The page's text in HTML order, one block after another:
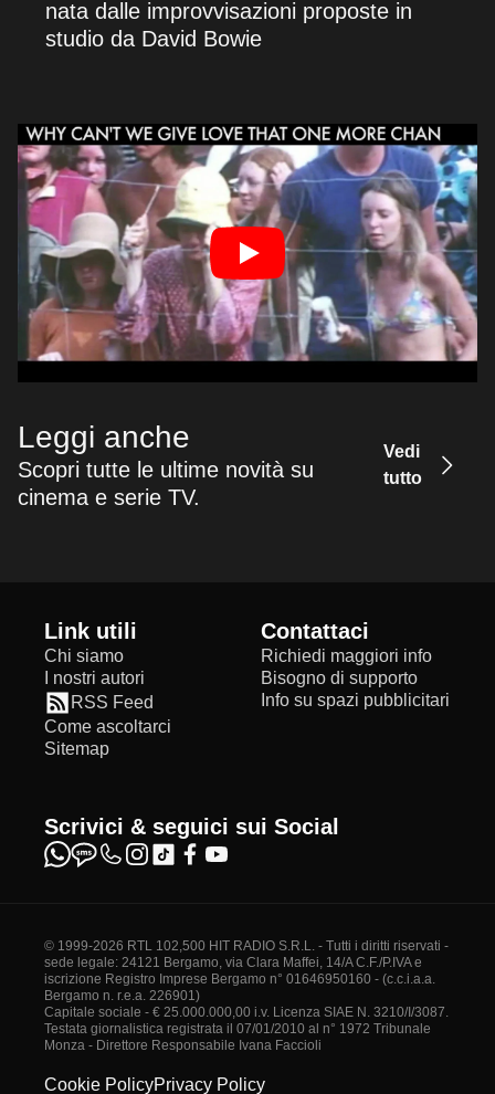
nata dalle improvvisazioni proposte in
studio da David Bowie
Leggi anche
Scopri tutte le ultime novità su
cinema e serie TV.
Vedi
tutto
Link utili
Chi siamo
I nostri autori
RSS Feed
Come ascoltarci
Sitemap
Contattaci
Richiedi maggiori info
Bisogno di supporto
Info su spazi pubblicitari
Scrivici & seguici sui Social
© 1999-2026 RTL 102,500 HIT RADIO S.R.L. - Tutti i diritti riservati -
sede legale: 24121 Bergamo, via Clara Maffei, 14/A C.F./P.IVA e
iscrizione Registro Imprese Bergamo n° 01646950160 - (c.c.i.a.a.
Bergamo n. r.e.a. 226901)
Capitale sociale - € 25.000.000,00 i.v. Licenza SIAE N. 3210/I/3087.
Testata giornalistica registrata il 07/01/2010 al n° 1972 Tribunale
Monza - Direttore Responsabile Ivana Faccioli
Cookie PolicyPrivacy Policy